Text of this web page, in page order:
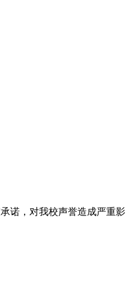
诺，对我校声誉造成严重影